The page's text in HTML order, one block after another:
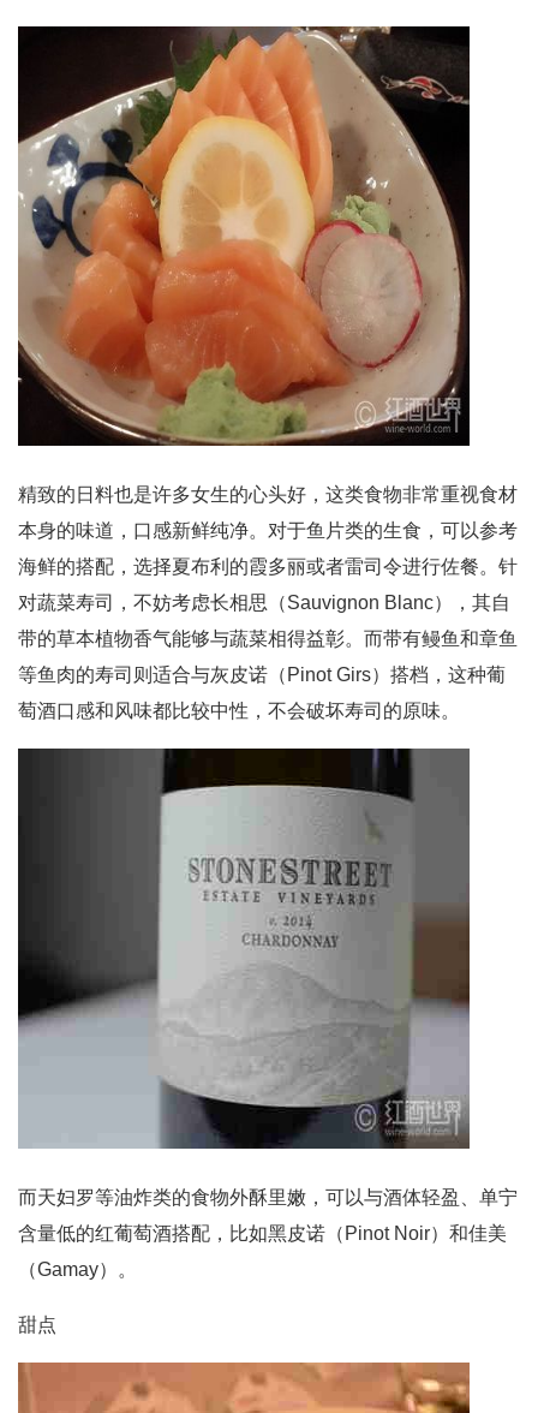
精致的日料也是许多女生的心头好，这类食物非常重视食材
本身的味道，口感新鲜纯净。对于鱼片类的生食，可以参考
海鲜的搭配，选择夏布利的霞多丽或者雷司令进行佐餐。针
对蔬菜寿司，不妨考虑长相思（Sauvignon Blanc），其自
带的草本植物香气能够与蔬菜相得益彰。而带有鳗鱼和章鱼
等鱼肉的寿司则适合与灰皮诺（Pinot Girs）搭档，这种葡
萄酒口感和风味都比较中性，不会破坏寿司的原味。
而天妇罗等油炸类的食物外酥里嫩，可以与酒体轻盈、单宁
含量低的红葡萄酒搭配，比如黑皮诺（Pinot Noir）和佳美
（Gamay）。
甜点